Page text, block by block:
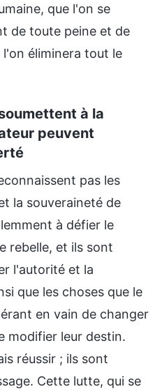
que l'on se
de toute peine et de
éliminera tout le
à la
peuvent
pas les
la souveraineté de
à défier le
rebelle, et ils sont
l'autorité et la
que les choses que le
en vain de changer
modifier leur destin.
réussir ; ils sont
Cette lutte, qui se